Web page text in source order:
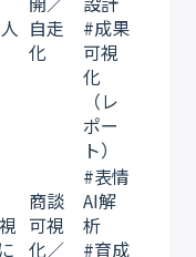
自走
化
#成果
可視
化
（レ
ポー
ト）
商談
可視
化／
#表情
AI解
析
#育成